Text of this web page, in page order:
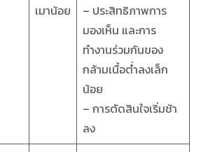
เมาน้อย
– ประสิทธิภาพการ
มองเห็น และการ
ทำงานร่วมกันของ
กล้ามเนื้อต่ำลงเล็ก
น้อย
– การตัดสินใจเริ่มช้า
ลง